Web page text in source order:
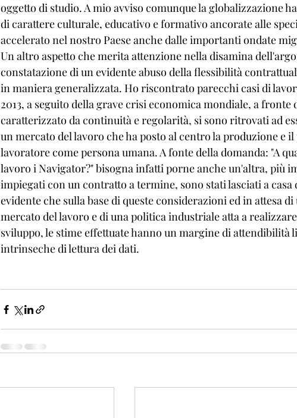
oggetto di studio. A mio avviso comunque la globalizzazione
di carattere culturale, educativo e formativo ancorate alle
accelerato nel nostro Paese anche dalle importanti ondate
Un altro aspetto che merita attenzione nella disamina
constatazione di un evidente abuso della flessibilità
in maniera generalizzata. Ho riscontrato parecchi casi di
2013, a seguito della grave crisi economica mondiale, a fronte
caratterizzato da continuità e regolarità, si sono ritrovati ad
un mercato del lavoro che ha posto al centro la produzione e
lavoratore come persona umana. A fonte della domanda: "A
lavoro i Navigator?" bisogna infatti porne anche un'altra, più
impiegati con un contratto a termine, sono stati lasciati a
evidente che sulla base di queste considerazioni ed in attesa
mercato del lavoro e di una politica industriale atta a
sviluppo, le stime effettuate hanno un margine di
intrinseche di lettura dei dati.